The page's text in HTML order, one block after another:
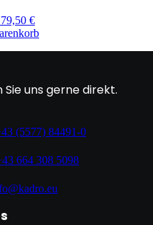
79,50 €
uns gerne direkt.
(5577) 84491-0
664 308 5098